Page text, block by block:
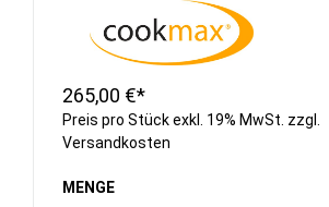
265,00 €*
Preis pro Stück exkl. 19% MwSt. zzgl.
Versandkosten
MENGE